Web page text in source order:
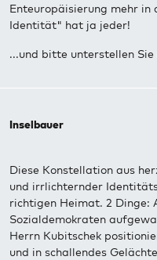
Enteuropäisierung mehr in
Identität" hat ja jeder!
...und bitte unterstellen Sie
Inselbauer
Diese Konstellation aus
und irrlichternder
richtigen Heimat. 2 Dinge:
Sozialdemokraten
Herrn Kubitschek
und in schallendes